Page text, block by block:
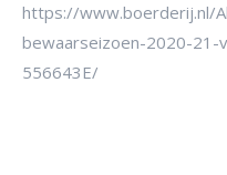
https://www.boerderij.nl/
bewaarseizoen-2020-21-
556643E/